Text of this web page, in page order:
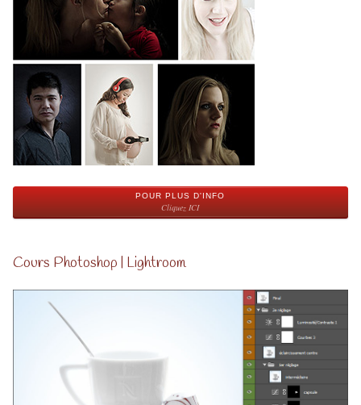
POUR PLUS D'INFO
Cliquez ICI
Cours Photoshop | Lightroom